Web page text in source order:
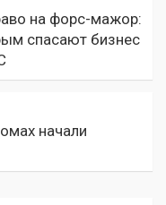
на форс-мажор:
спасают бизнес
начали